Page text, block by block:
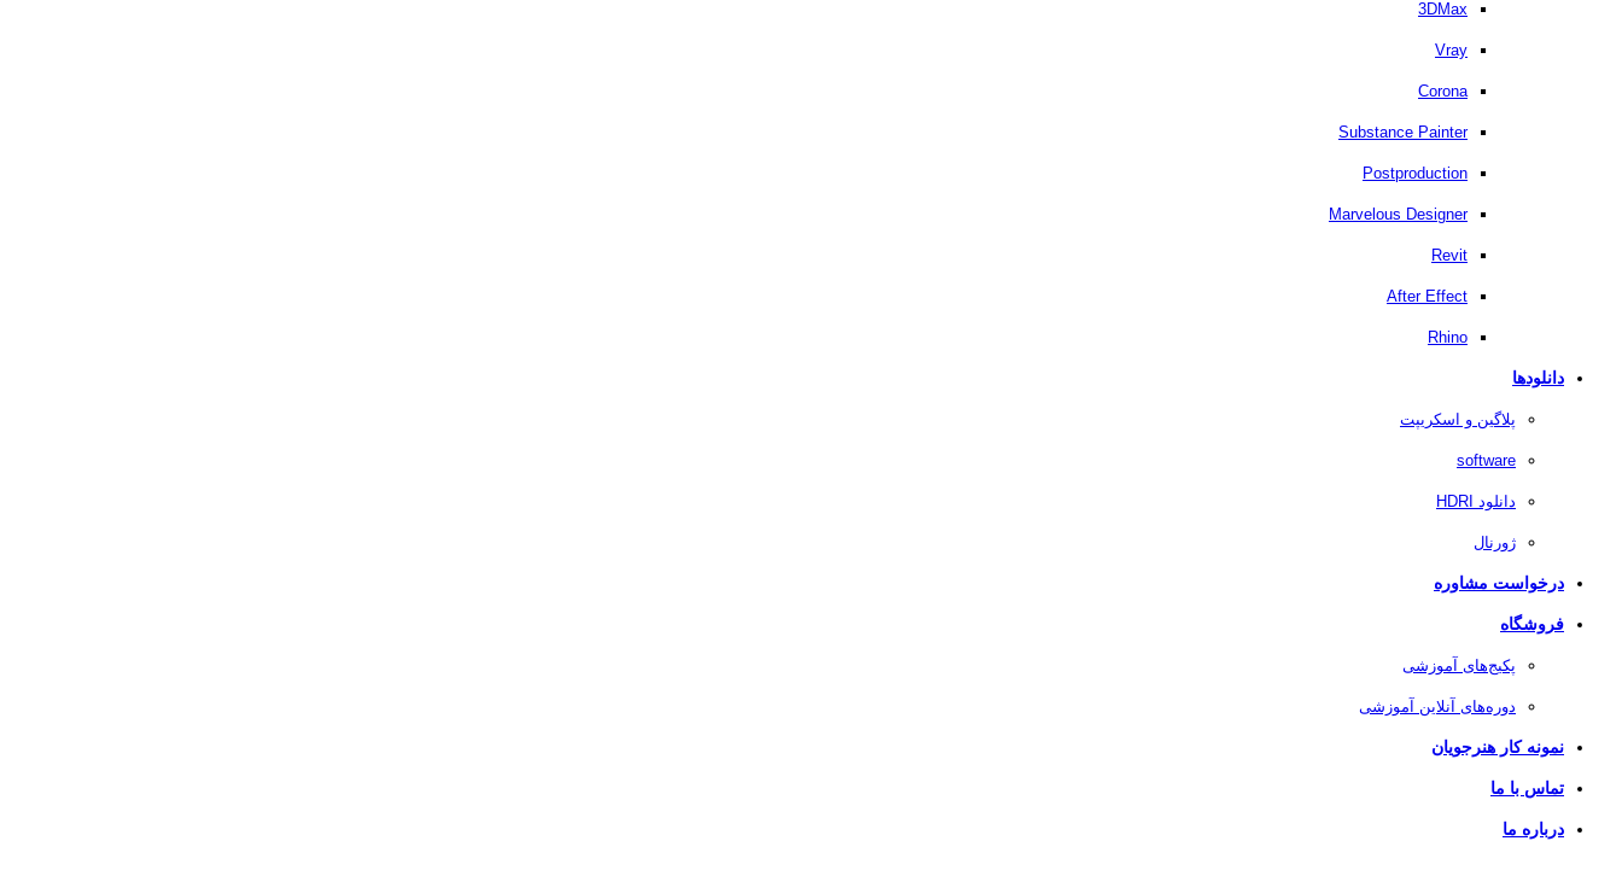
3DMax
Vray
Corona
Substance Painter
Postproduction
Marvelous Designer
Revit
After Effect
Rhino
دانلودها
پلاگین و اسکریپت
software
دانلود HDRI
ژورنال
درخواست مشاوره
فروشگاه
پکیج‌های آموزشی
دوره‌های آنلاین آموزشی
نمونه کار هنرجویان
تماس با ما
درباره ما